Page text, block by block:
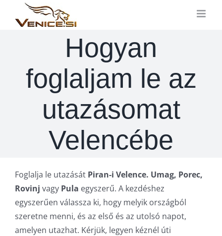
Kihagyás
Hogyan
foglaljam le az
utazásomat
Velencébe
Foglalja le utazását Piran-i Velence. Umag, Porec,
Rovinj vagy Pula egyszerű. A kezdéshez
egyszerűen válassza ki, hogy melyik országból
szeretne menni, és az első és az utolsó napot,
amelyen utazhat. Kérjük, legyen kéznél úti